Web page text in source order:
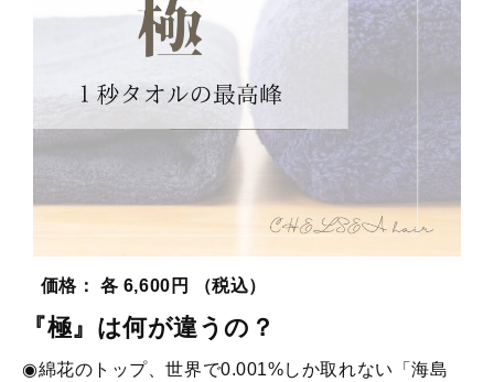
価格： 各 6,600円 （税込）
『極』は何が違うの？
◉綿花のトップ、世界で0.001%しか取れない「海島